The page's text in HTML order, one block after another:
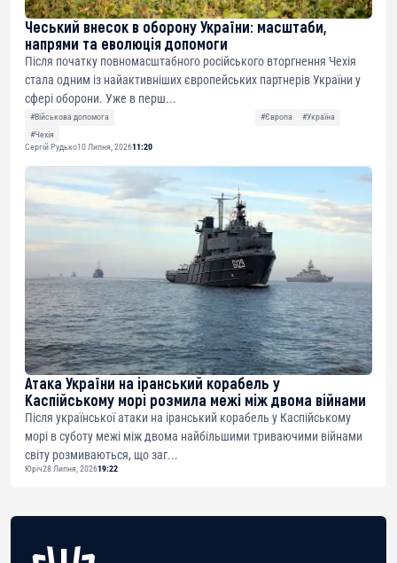
Чеський внесок в оборону України: масштаби,
напрями та еволюція допомоги
Після початку повномасштабного російського вторгнення Чехія
стала одним із найактивніших європейських партнерів України у
сфері оборони. Уже в перш...
#Військова допомога #Європа
#Україна
#Чехія
Сергій Рудько10 Липня, 202611:20
Атака України на іранський корабель у
Каспійському морі розмила межі між двома війнами
Після української атаки на іранський корабель у Каспійському
морі в суботу межі між двома найбільшими триваючими війнами
світу розмиваються, що заг...
Юріч28 Липня, 202619:22